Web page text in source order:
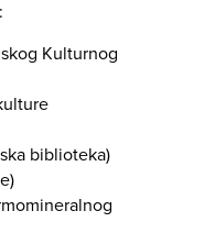
Kulturnog
biblioteka)